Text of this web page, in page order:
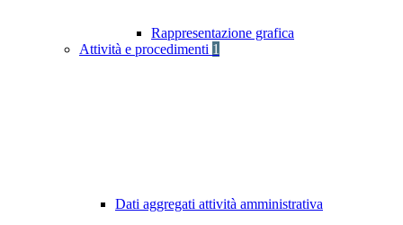
Rappresentazione grafica
Attività e procedimenti 1
Dati aggregati attività amministrativa